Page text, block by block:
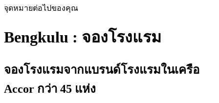
จุดหมายต่อไปของคุณ
Bengkulu : จองโรงแรม
จองโรงแรมจากแบรนด์โรงแรมในเครือ
Accor กว่า 45 แห่ง